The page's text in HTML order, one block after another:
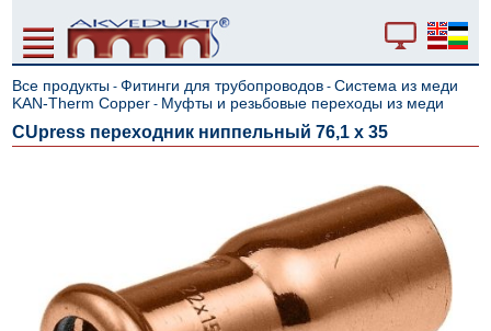
Все продукты -Фитинги для трубопроводов -Система из меди
KAN-Therm Copper - Муфты и резьбовые переходы из меди
CUpress переходник ниппельный 76,1 x 35